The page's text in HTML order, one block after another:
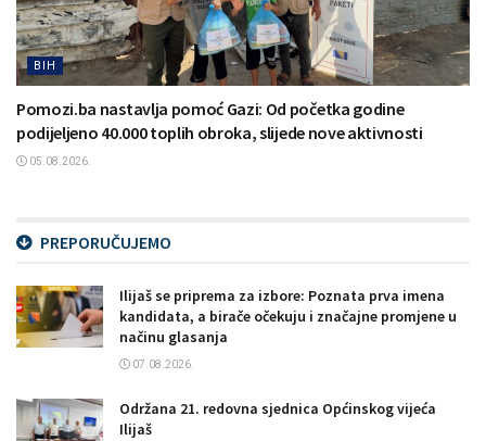
BIH
Pomozi.ba nastavlja pomoć Gazi: Od početka godine
podijeljeno 40.000 toplih obroka, slijede nove aktivnosti
05.08.2026.
PREPORUČUJEMO
Ilijaš se priprema za izbore: Poznata prva imena
kandidata, a birače očekuju i značajne promjene u
načinu glasanja
07.08.2026.
Održana 21. redovna sjednica Općinskog vijeća
Ilijaš